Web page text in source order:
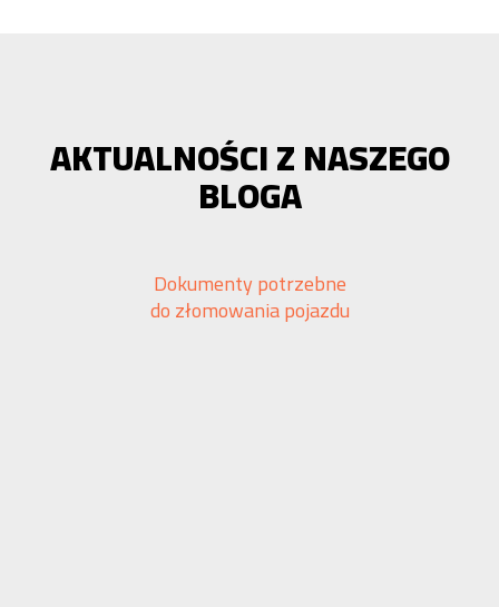
AKTUALNOŚCI Z NASZEGO
BLOGA
Dokumenty potrzebne
do złomowania pojazdu